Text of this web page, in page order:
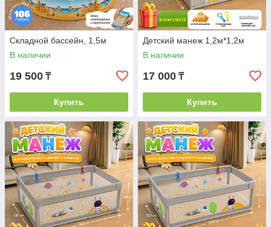
Складной бассейн, 1,5м
В наличии
19 500 ₸
Купить
Детский манеж 1,2м*1,2м
В наличии
17 000 ₸
Купить